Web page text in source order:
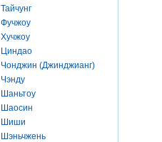
Тайчунг
Фучжоу
Хучжоу
Циндао
Чонджин (Джинджианг)
Чэнду
Шаньтоу
Шаосин
Шиши
Шэньчжень